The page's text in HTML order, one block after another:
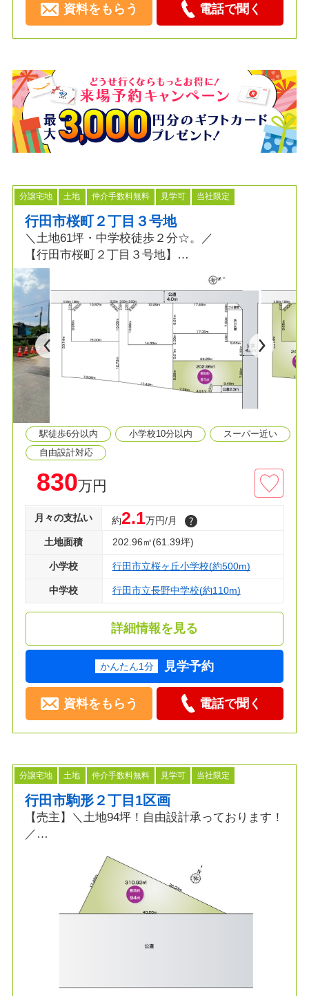
資料をもらう 電話で聞く
分譲宅地 土地 仲介手数料無料 見学可 当社限定
行田市桜町２丁目３号地
＼土地61坪・中学校徒歩２分☆。／
【行田市桜町２丁目３号地】
≫POINT
◆通勤・通学・お買い物便利な環境
◆秩父鉄道「東行田駅」まで徒歩6分
◆経済的な都市ガス・本下水エリア
◆フルオーダー・セミオーダー可
≫生活環境
◆長野中学校 徒歩２分
◆マミーマート 徒歩９分
◆クスリのアオキ 徒歩８分
◇資料請求・見学予約などお気軽にご利用くださ
駅徒歩6分以内 小学校10分以内
スーパー近い
自由設計対応
830万円
月々の支払い 約2.1万円/月
土地面積 202.96㎡(61.39坪)
小学校 行田市立桜ヶ丘小学校(約500m)
中学校 行田市立長野中学校(約110m)
詳細情報を見る
かんたん1分 見学予約
資料をもらう 電話で聞く
分譲宅地 土地 仲介手数料無料 見学可 当社限定
行田市駒形２丁目1区画
【売主】＼土地94坪！自由設計承っております！
／
◆土地広 約94坪！自由設計可能
◆徒歩・車・電車でも利便性の高い立地